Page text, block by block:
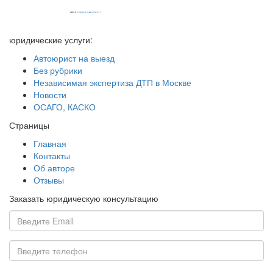
Powered by embedgooglemaps EN & iamsterdamcard.it
юридические услуги:
Автоюрист на выезд
Без рубрики
Независимая экспертиза ДТП в Москве
Новости
ОСАГО, КАСКО
Страницы
Главная
Контакты
Об авторе
Отзывы
Заказать юридическую консультацию